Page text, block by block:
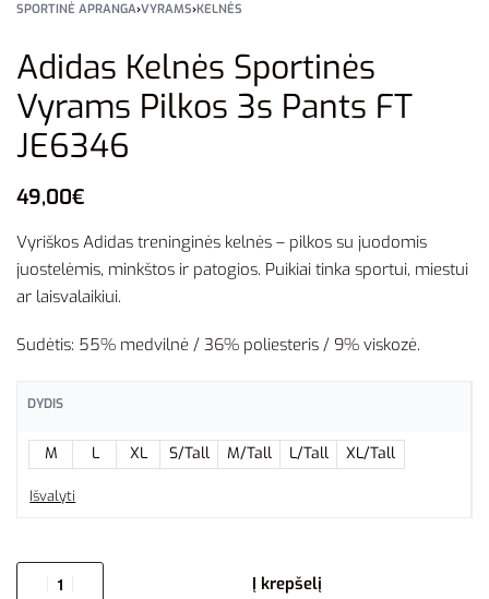
SPORTINĖ APRANGA›VYRAMS›KELNĖS
Adidas Kelnės Sportinės
Vyrams Pilkos 3s Pants FT
JE6346
49,00€
Vyriškos Adidas treninginės kelnės – pilkos su juodomis
juostelėmis, minkštos ir patogios. Puikiai tinka sportui, miestui
ar laisvalaikiui.
Sudėtis: 55% medvilnė / 36% poliesteris / 9% viskozė.
DYDIS
M L XL S/Tall M/Tall L/Tall XL/Tall
Išvalyti
Į krepšelį